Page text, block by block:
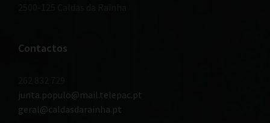
Contactos
junta.populo@mail.telepac.pt
geral@caldasdarainha.pt